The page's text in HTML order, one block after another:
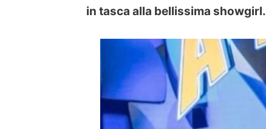
in tasca alla bellissima showgirl.